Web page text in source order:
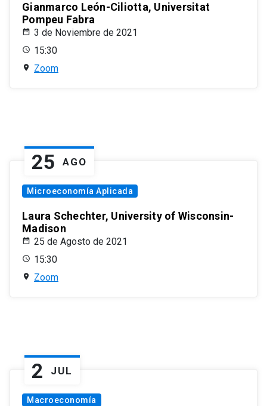
Gianmarco León-Ciliotta, Universitat
Pompeu Fabra
3 de Noviembre de 2021
15:30
Zoom
25 AGO
Microeconomía Aplicada
Laura Schechter, University of Wisconsin-
Madison
25 de Agosto de 2021
15:30
Zoom
2 JUL
Macroeconomía